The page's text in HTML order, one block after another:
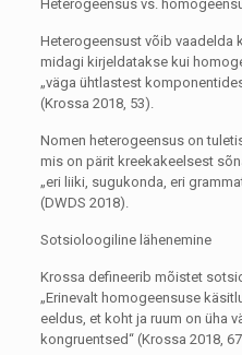
Heterogeensus vs.
Heterogeensust võib vaadelda
midagi kirjeldatakse kui
„väga ühtlastest
(Krossa 2018, 53).
Nomen heterogeensus on
mis on pärit kreekakeelsest
„eri liiki, sugukonda, eri
(DWDS 2018).
Sotsioloogiline lähenemine
Krossa defineerib mõistet
„Erinevalt homogeensuse
eeldus, et koht ja ruum on üha
kongruentsed“ (Krossa 2018,